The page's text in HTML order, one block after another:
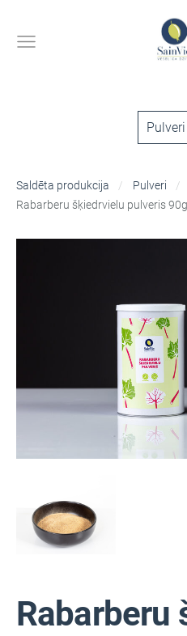
Pulveri
Saldēta produkcija
Pulveri
Rabarberu šķiedrvielu pulveris 90g
Rabarberu